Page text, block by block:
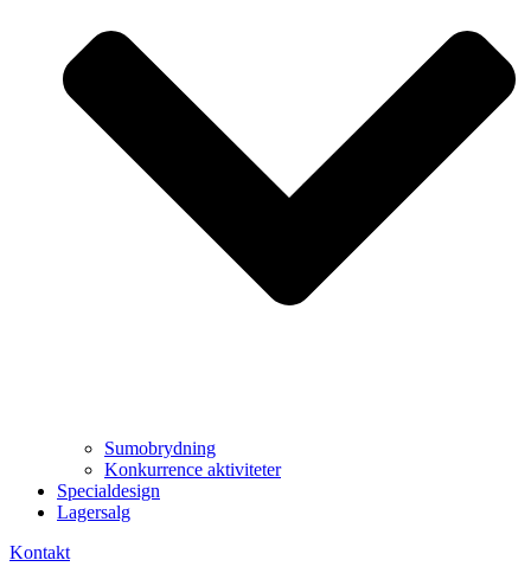
Sumobrydning
Konkurrence aktiviteter
Specialdesign
Lagersalg
Kontakt